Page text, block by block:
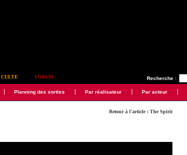
Recherche :
CULTE FORUM
Planning des sorties Par réalisateur Par acteur
Retour à l'article : The Spirit